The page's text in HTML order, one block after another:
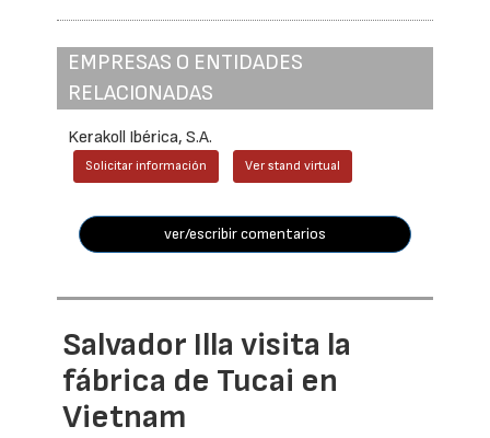
EMPRESAS O ENTIDADES
RELACIONADAS
Kerakoll Ibérica, S.A.
Solicitar información Ver stand virtual
ver/escribir comentarios
Salvador Illa visita la
fábrica de Tucai en
Vietnam